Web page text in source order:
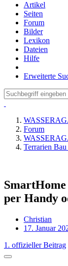
Artikel
Seiten
Forum
Bilder
Lexikon
Dateien
Hilfe
Erweiterte
Forum
Terrarien
per Handy
Christian
17. Januar
1. offizieller Beitrag